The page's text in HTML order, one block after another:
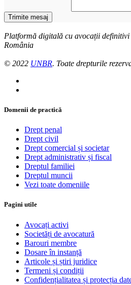
Trimite mesaj
Platformă digitală cu avocații
România
© 2022 UNBR. Toate drepturile
Domenii de practică
Drept penal
Drept civil
Drept comercial și societar
Drept administrativ și fiscal
Dreptul familiei
Dreptul muncii
Vezi toate domeniile
Pagini utile
Avocați activi
Societăți de avocatură
Barouri membre
Dosare în instanță
Articole și știri juridice
Termeni și condiții
Confidențialitatea și protecția